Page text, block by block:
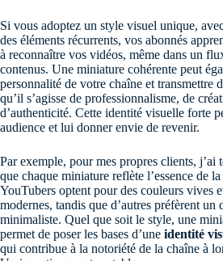
Si vous adoptez un style visuel unique,
des éléments récurrents, vos abonnés
à reconnaître vos vidéos, même dans un
contenus. Une miniature cohérente peut
personnalité de votre chaîne et transmettre
qu’il s’agisse de professionnalisme, de
d’authenticité. Cette identité visuelle forte
audience et lui donner envie de revenir.
Par exemple, pour mes propres clients, j’ai
que chaque miniature reflète l’essence de
YouTubers optent pour des couleurs vives
modernes, tandis que d’autres préfèrent un
minimaliste. Quel que soit le style, une
permet de poser les bases d’une identité
qui contribue à la notoriété de la chaîne à